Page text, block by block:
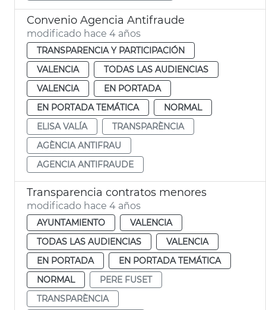
Convenio Agencia Antifraude
modificado hace 4 años
TRANSPARENCIA Y PARTICIPACIÓN
VALENCIA
TODAS LAS AUDIENCIAS
VALENCIA
EN PORTADA
EN PORTADA TEMÁTICA
NORMAL
ELISA VALÍA
TRANSPARÈNCIA
AGÈNCIA ANTIFRAU
AGENCIA ANTIFRAUDE
Transparencia contratos menores
modificado hace 4 años
AYUNTAMIENTO
VALENCIA
TODAS LAS AUDIENCIAS
VALENCIA
EN PORTADA
EN PORTADA TEMÁTICA
NORMAL
PERE FUSET
TRANSPARÈNCIA